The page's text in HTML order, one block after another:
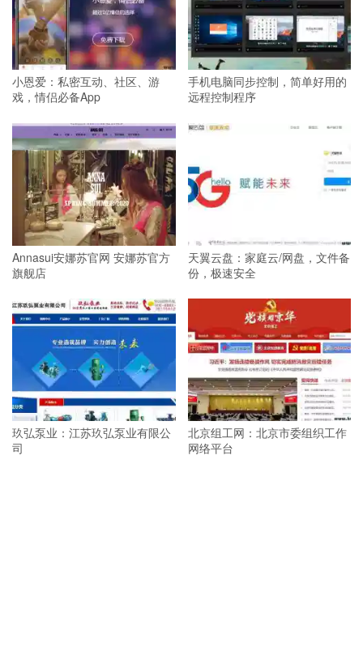
小恩爱：私密互动、社区、游
戏，情侣必备App
手机电脑同步控制，简单好用的
远程控制程序
Annasui安娜苏官网 安娜苏官方
旗舰店
天翼云盘：家庭云/网盘，文件备
份，极速安全
玖弘泵业：江苏玖弘泵业有限公
司
北京组工网：北京市委组织工作
网络平台